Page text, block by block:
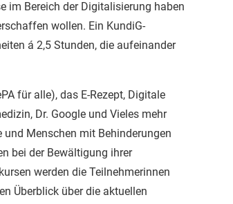
im Bereich der Digitalisierung haben
wollen. Ein KundiG-
á 2,5 Stunden, die aufeinander
für alle), das E-Rezept, Digitale
Dr. Google und Vieles mehr
Menschen mit Behinderungen
bei der Bewältigung ihrer
werden die Teilnehmerinnen
Überblick über die aktuellen